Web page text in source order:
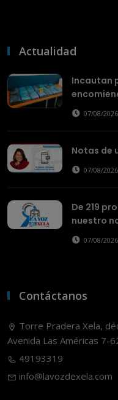
Actualidad
Incautan
07/08/2026
Notas de
07/08/2026
De 219
nuestro
07/08/2026
Contáctanos
Torre Pradera Xela,
Avenida Las Américas 7-
49193319
info@lavozdexela.com